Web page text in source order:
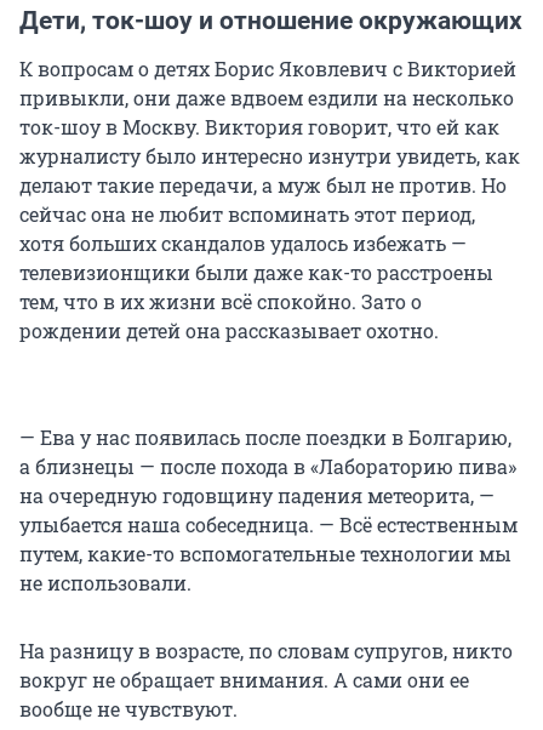
Дети, ток-шоу и отношение окружающих
К вопросам о детях Борис Яковлевич с Викторией
привыкли, они даже вдвоем ездили на несколько
ток-шоу в Москву. Виктория говорит, что ей как
журналисту было интересно изнутри увидеть, как
делают такие передачи, а муж был не против. Но
сейчас она не любит вспоминать этот период,
хотя больших скандалов удалось избежать —
телевизионщики были даже как-то расстроены
тем, что в их жизни всё спокойно. Зато о
рождении детей она рассказывает охотно.
— Ева у нас появилась после поездки в Болгарию,
а близнецы — после похода в «Лабораторию пива»
на очередную годовщину падения метеорита, —
улыбается наша собеседница. — Всё естественным
путем, какие-то вспомогательные технологии мы
не использовали.
На разницу в возрасте, по словам супругов, никто
вокруг не обращает внимания. А сами они ее
вообще не чувствуют.